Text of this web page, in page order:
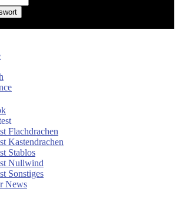
Flachdrachen
Kastendrachen
Stablos
Nullwind
Sonstiges
News